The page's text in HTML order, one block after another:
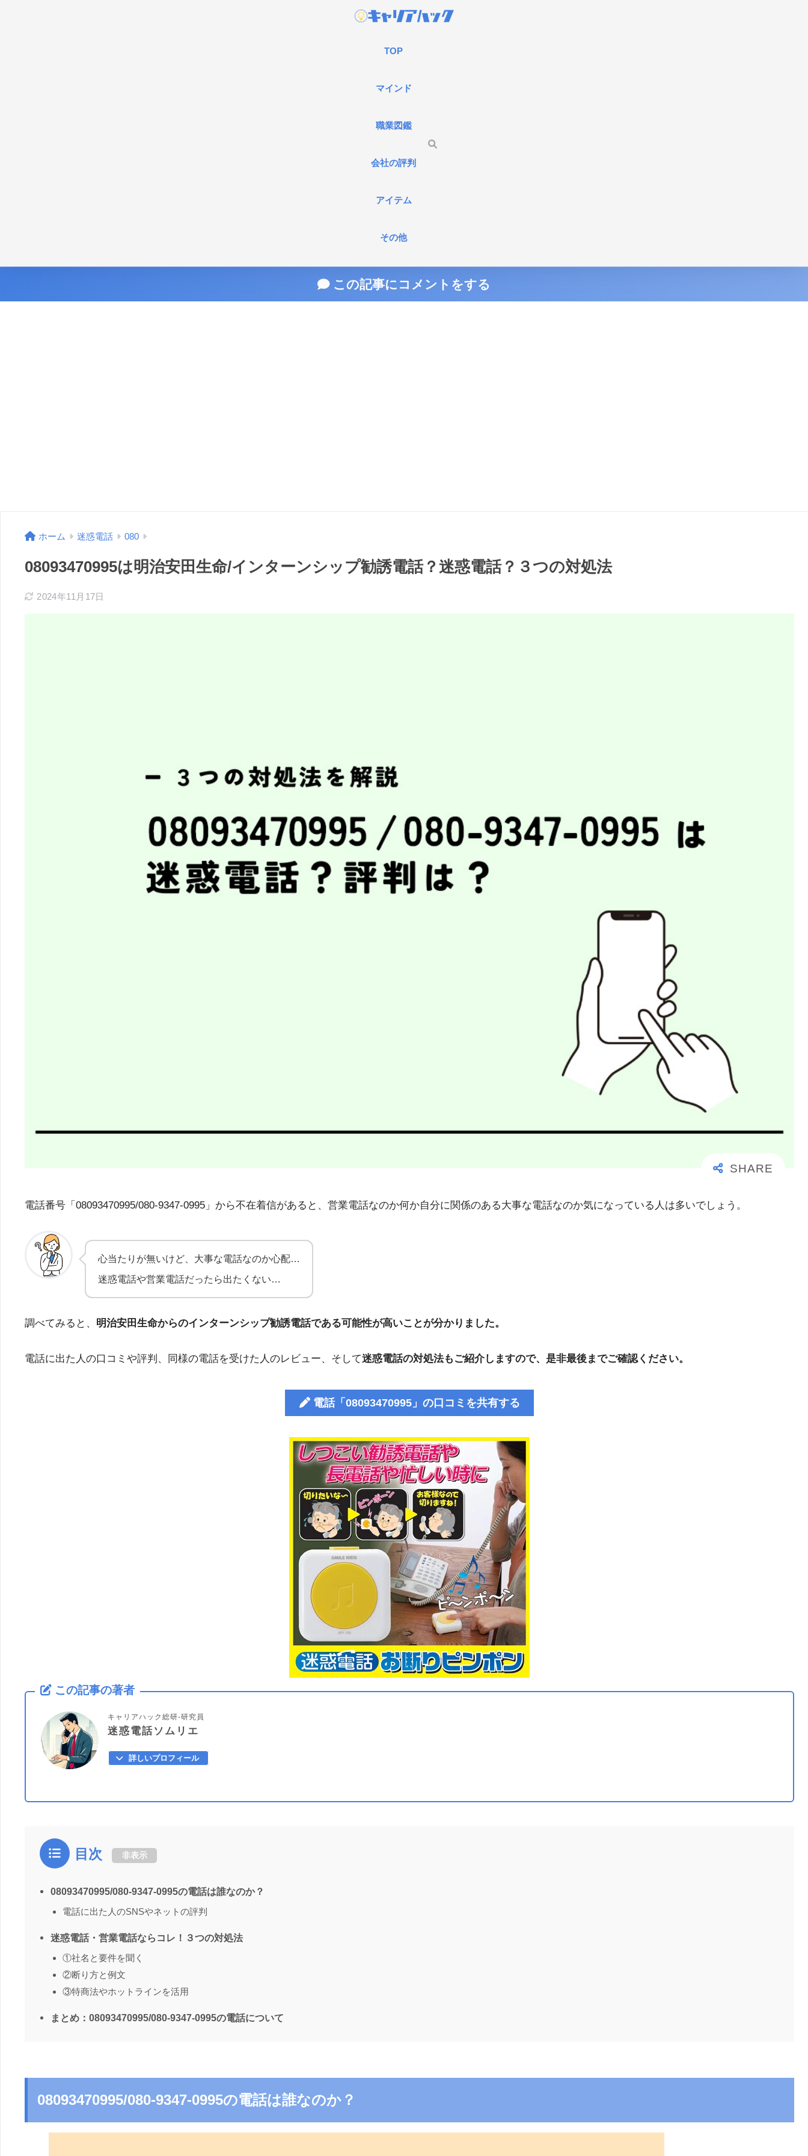
TOP
マインド
職業図鑑
会社の評判
アイテム
その他
この記事にコメントをする
ホーム 迷惑電話 080
08093470995は明治安田生命/インターンシップ勧誘電話？迷惑電話？３つの対処法
2024年11月17日
電話番号「08093470995/080-9347-0995」から不在着信があると、営業電話なのか何か自分に関係のある大事な電話なのか気になっている人は多いでしょう。
心当たりが無いけど、大事な電話なのか心配…
迷惑電話や営業電話だったら出たくない…
調べてみると、 明治安田生命からのインターンシップ勧誘電話である可能性が高いことが分かりました。
電話に出た人の口コミや評判、同様の電話を受けた人のレビュー、そして迷惑電話の対処法もご紹介しますので、是非最後までご確認ください。
電話「08093470995」の口コミを共有する
この記事の著者
キャリアハック総研-研究員
迷惑電話ソムリエ
詳しいプロフィール
目次 非表示
08093470995/080-9347-0995の電話は誰なのか？
電話に出た人のSNSやネットの評判
迷惑電話・営業電話ならコレ！３つの対処法
①社名と要件を聞く
②断り方と例文
③特商法やホットラインを活用
まとめ：08093470995/080-9347-0995の電話について
08093470995/080-9347-0995の電話は誰なのか？